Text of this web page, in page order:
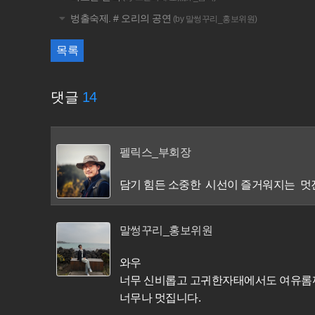
벙출숙제. # 오리의 공연 (by 말썽꾸리_홍보위원)
목록
댓글 14
펠릭스_부회장
담기 힘든 소중한 시선이 즐거워지는 멋
말썽꾸리_홍보위원
와우
너무 신비롭고 고귀한자태에서도 여유롬
너무나 멋집니다.